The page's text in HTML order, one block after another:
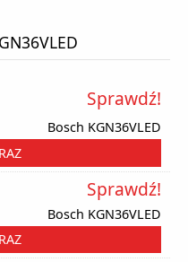
Bosch KGN36VLED
Sprawdź!
Bosch KGN36VLED
Sprawdź!